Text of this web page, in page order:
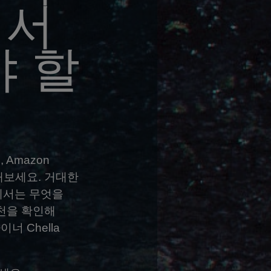
할
Amazon
세요. 거대한
는 무엇을
을 확인해
너 Chella